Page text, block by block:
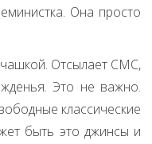
Она просто
Отсылает СМС,
Это не важно.
классические
быть это джинсы и